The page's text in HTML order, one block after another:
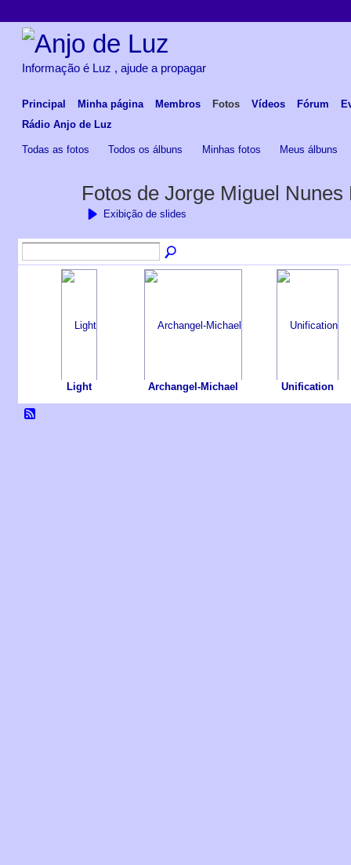
Informação é Luz , ajude a propagar
Principal Minha página Membros Fotos Vídeos Fórum
Rádio Anjo de Luz
Todas as fotos Todos os álbuns Minhas fotos Meus álbuns
Fotos de Jorge Miguel
Exibição de slides
Light Archangel-Michael Unification